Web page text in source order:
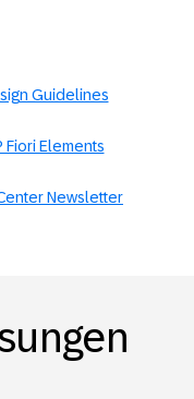
Guidelines
Fiori Elements
Newsletter